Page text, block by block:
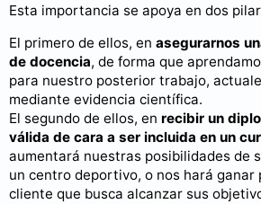
Esta importancia se apoya en dos
El primero de ellos, en asegurarnos
de docencia, de forma que
para nuestro posterior trabajo,
mediante evidencia científica.
El segundo de ellos, en recibir un
válida de cara a ser incluida en un
aumentará nuestras posibilidades de
un centro deportivo, o nos hará ganar
cliente que busca alcanzar sus